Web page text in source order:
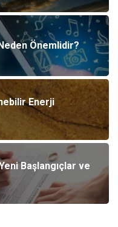
Önemlidir?
Enerji
Başlangıçlar ve